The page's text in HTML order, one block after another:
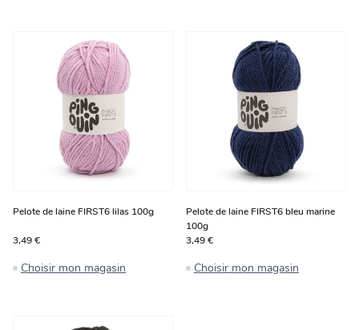
Pelote de laine FIRST6 lilas 100g
3,49 €
Choisir mon magasin
Pelote de laine FIRST6 bleu marine
100g
3,49 €
Choisir mon magasin